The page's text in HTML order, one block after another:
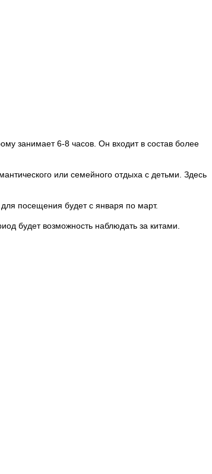
занимает 6-8 часов. Он входит в состав более
или семейного отдыха с детьми. Здесь
посещения будет с января по март.
будет возможность наблюдать за китами.